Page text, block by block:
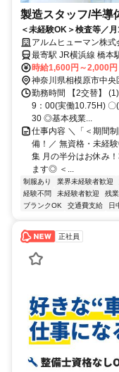
製造スタッフ/半導
＜未経験OK＞検査等／
なし／20代～40代男女活
アルムヒューマン株式
最寄駅 JR横浜線 橋本
時給1,600円～2,000円
神奈川県相模原市中央
勤務時間 【2交替】
9：00(実働10.75H) 〇
30 ◎基本残業...
仕事内容 ＼「＜期間
備！／ 無資格・未経
集 月の半分はお休み
ます◎ ＜...
制服あり 業界未経験者歓迎
経験不問
未経験者歓迎 残業
ブランクOK
交通費支給 日
正社員